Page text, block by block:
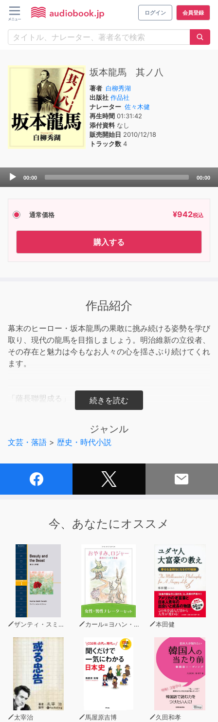
ログイン 会員登録
坂本龍馬 其ノ八
著者 白柳秀湖
出版社 作品社
ナレーター 佐々木健
再生時間 01:31:42
添付資料なし
販売開始日 2010/12/18
トラック数 4
Audio
Player
00:00 00:00
通常価格 ¥942税込
購入する
作品紹介
幕末のヒーロー・坂本龍馬の果敢に挑み続ける姿勢を学び
取り、現代の龍馬を目指しましょう。明治維新の立役者、
その存在と魅力は今もなお人々の心を揺さぶり続けてくれ
ます。
「薩長聯盟成る」
薩長同盟の締結に奔走してこれを成就、海援隊を結成しそ
明治維新の立役者にして民主主義の先駆者 現在の坂本龍
4-86182-260-5 374頁 4,410円(税込))をオーディオ化し
ジャンル
文芸・落語 > 歴史・時代小説
今、あなたにオススメ
ザンティ・スミス・セラフィン カール=ヨハン・エリーン 本田健
太宰治 馬屋原吉博 久田和孝